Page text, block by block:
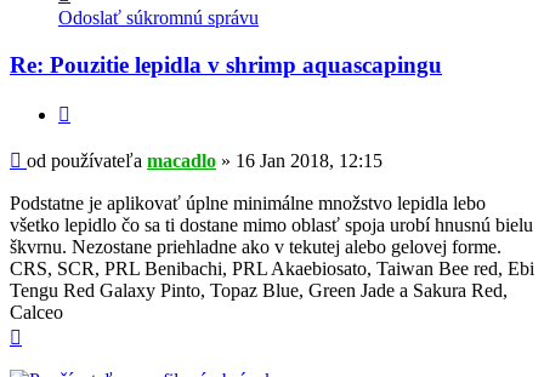
informácie
používateľa
macadlo
Odoslať súkromnú správu
Re: Pouzitie lepidla v shrimp aquascapingu
Príspevok
od používateľa macadlo » 16 Jan 2018, 12:15
Podstatne je aplikovať úplne minimálne množstvo lepidla lebo
všetko lepidlo čo sa ti dostane mimo oblasť spoja urobí hnusnú bielu
škvrnu. Nezostane priehladne ako v tekutej alebo gelovej forme.
CRS, SCR, PRL Benibachi, PRL Akaebiosato, Taiwan Bee red, Ebi
Tengu Red Galaxy Pinto, Topaz Blue, Green Jade a Sakura Red,
Calceo